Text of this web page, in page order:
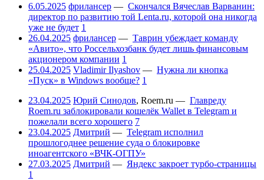
6.05.2025 фрилансер — Скончался Вячеслав Варванин:
директор по развитию той Lenta.ru, которой она никогда
уже не будет 1
26.04.2025 фрилансер — Таврин убеждает команду
«Авито», что Россельхозбанк будет лишь финансовым
акционером компании 1
25.04.2025 Vladimir Ilyashov — Нужна ли кнопка
«Пуск» в Windows вообще? 1
23.04.2025 Юрий Синодов, Roem.ru — Главреду
Roem.ru заблокировали кошелёк Wallet в Telegram и
пожелали всего хорошего 7
23.04.2025 Дмитрий — Telegram исполнил
прошлогоднее решение суда о блокировке
иноагентского «ВЧК-ОГПУ»
27.03.2025 Дмитрий — Яндекс закроет турбо-страницы
1